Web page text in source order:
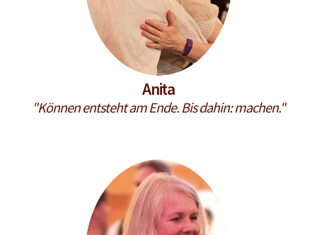
Anita
"Können entsteht am Ende. Bis dahin: machen."